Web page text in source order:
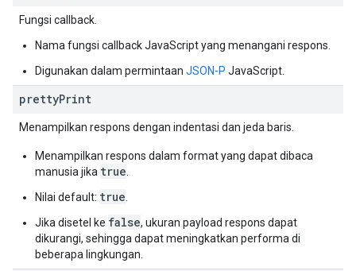
Fungsi callback.
Nama fungsi callback JavaScript yang menangani respons.
Digunakan dalam permintaan JSON-P JavaScript.
prettyPrint
Menampilkan respons dengan indentasi dan jeda baris.
Menampilkan respons dalam format yang dapat dibaca
manusia jika true
Nilai default: true
Jika disetel ke false, ukuran payload respons dapat
dikurangi, sehingga dapat meningkatkan performa di
beberapa lingkungan.